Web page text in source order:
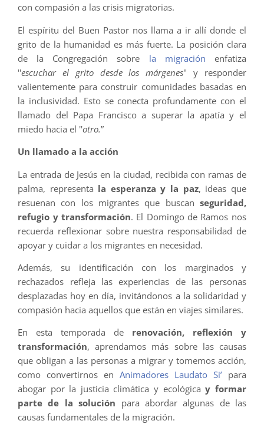
con compasión a las crisis migratorias.
El espíritu del Buen Pastor nos llama a ir allí donde el
grito de la humanidad es más fuerte. La posición clara
de la Congregación sobre la migración enfatiza
''escuchar el grito desde los márgenes" y responder
valientemente para construir comunidades basadas en
la inclusividad. Esto se conecta profundamente con el
llamado del Papa Francisco a superar la apatía y el
miedo hacia el ''otro.”
Un llamado a la acción
La entrada de Jesús en la ciudad, recibida con ramas de
palma, representa la esperanza y la paz, ideas que
resuenan con los migrantes que buscan seguridad,
refugio y transformación. El Domingo de Ramos nos
recuerda reflexionar sobre nuestra responsabilidad de
apoyar y cuidar a los migrantes en necesidad.
Además, su identificación con los marginados y
rechazados refleja las experiencias de las personas
desplazadas hoy en día, invitándonos a la solidaridad y
compasión hacia aquellos que están en viajes similares.
En esta temporada de renovación, reflexión y
transformación, aprendamos más sobre las causas
que obligan a las personas a migrar y tomemos acción,
como convertirnos en Animadores Laudato Si’para
abogar por la justicia climática y ecológicay formar
parte de la solución para abordar algunas de las
causas fundamentales de la migración.